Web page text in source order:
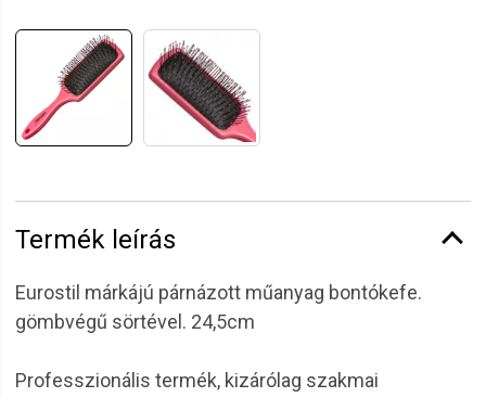
Termék leírás
Eurostil márkájú párnázott műanyag bontókefe.
gömbvégű sörtével. 24,5cm
Professzionális termék, kizárólag szakmai